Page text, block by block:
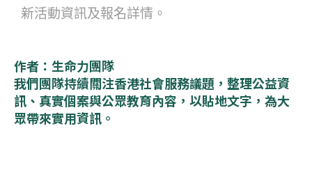
新活動資訊及報名詳情。
作者：生命力團隊
我們團隊持續關注香港社會服務議題，整理公益資
訊、真實個案與公眾教育內容，以貼地文字，為大
眾帶來實用資訊。